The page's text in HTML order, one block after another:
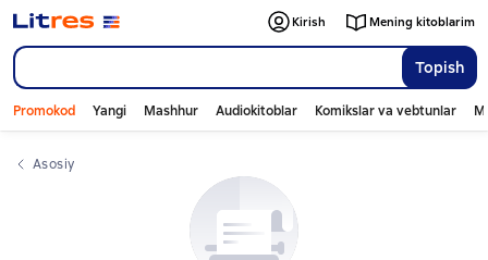
Topish
Kirish Mening kitoblarim
Promokod Yangi Mashhur Audiokitoblar Komikslar va vebtunlar
Asosiy
Слайдер с книгами